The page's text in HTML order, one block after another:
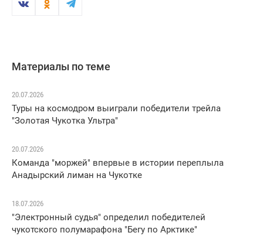
Материалы по теме
20.07.2026
Туры на космодром выиграли победители трейла
"Золотая Чукотка Ультра"
20.07.2026
Команда "моржей" впервые в истории переплыла
Анадырский лиман на Чукотке
18.07.2026
"Электронный судья" определил победителей
чукотского полумарафона "Бегу по Арктике"